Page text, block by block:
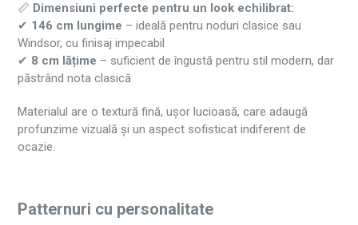
📏 Dimensiuni perfecte pentru un look echilibrat:
✔ 146 cm lungime – ideală pentru noduri clasice sau
Windsor, cu finisaj impecabil
✔ 8 cm lățime – suficient de îngustă pentru stil modern, dar
păstrând nota clasică
Materialul are o textură fină, ușor lucioasă, care adaugă
profunzime vizuală și un aspect sofisticat indiferent de
ocazie.
Patternuri cu personalitate